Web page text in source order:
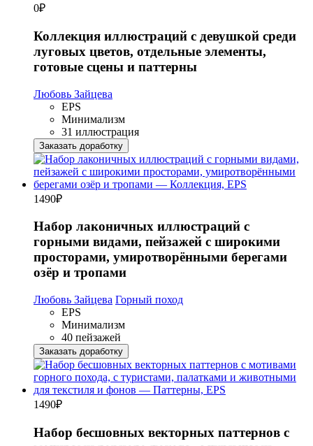
0₽
Коллекция иллюстраций с девушкой среди
луговых цветов, отдельные элементы,
готовые сцены и паттерны
Любовь Зайцева
EPS
Минимализм
31 иллюстрация
Заказать доработку
1490₽
Набор лаконичных иллюстраций с
горными видами, пейзажей с широкими
просторами, умиротворёнными берегами
озёр и тропами
Любовь Зайцева Горный поход
EPS
Минимализм
40 пейзажей
Заказать доработку
1490₽
Набор бесшовных векторных паттернов с